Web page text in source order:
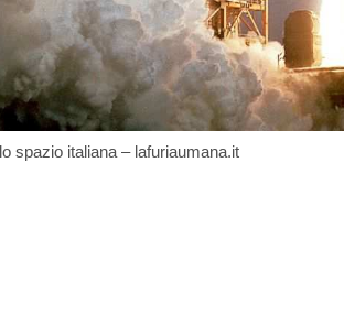
spazio italiana – lafuriaumana.it